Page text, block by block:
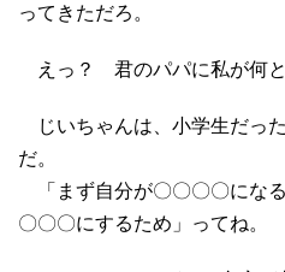
ってきただろ。
えっ？ 君のパパに私が何と
じいちゃんは、小学生だっ
だ。
「まず自分が〇〇〇〇にな
〇〇〇にするため」ってね。